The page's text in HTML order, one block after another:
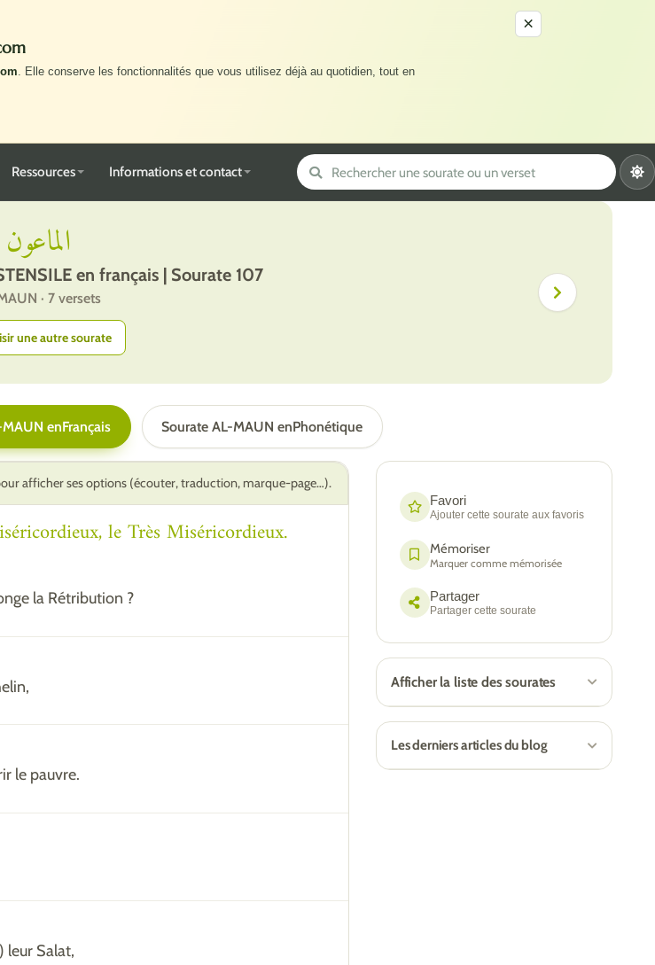
×
. Elle conserve les fonctionnalités que vous utilisez déjà au quotidien, tout en
Ressources Informations et contact
الماعون
en français | Sourate 107
· 7 versets
une autre sourate
enFrançais Sourate AL-MAUN enPhonétique
afficher ses options (écouter, traduction, marque-page…).
le Très Miséricordieux.
la Rétribution ?
le pauvre.
leur Salat,
Favori
Ajouter cette sourate aux favoris
Mémoriser
Marquer comme mémorisée
Partager
Partager cette sourate
Afficher la liste des sourates
Les derniers articles du blog